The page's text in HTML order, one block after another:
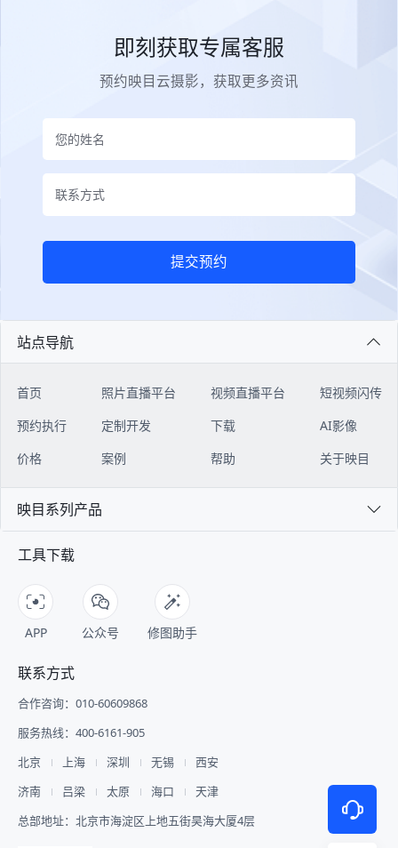
即刻获取专属客服
预约映目云摄影，获取更多资讯
提交预约
站点导航
首页
预约执行
价格
照片直播平台
定制开发
案例
视频直播平台
下载
帮助
短视频闪传
AI影像
关于映目
映目系列产品
工具下载
APP 公众号 修图助手
联系方式
合作咨询：010-60609868
服务热线：400-6161-905
北京
上海 深圳 无锡
西安
济南
吕梁 太原 海口
天津
总部地址：北京市海淀区上地五街昊海大厦4层